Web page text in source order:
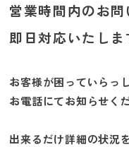
営業時間内のお問
即日対応いたしま
お客様が困っていらっ
お電話にてお知らせくだ
出来るだけ詳細の状況